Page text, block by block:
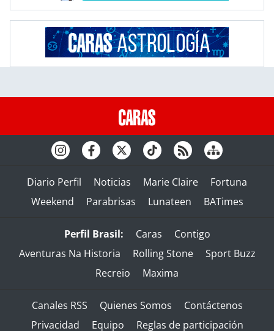
Diario Perfil Noticias Marie Claire
Fortuna
Weekend
Parabrisas Lunateen BATimes
Perfil Brasil: Caras
Contigo
Aventuras Na Historia
Rolling Stone
Sport Buzz
Recreio
Maxima
Canales RSS Quienes Somos
Contáctenos
Privacidad
Equipo Reglas de participación